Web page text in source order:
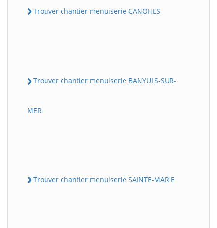
Trouver chantier menuiserie CANOHES
Trouver chantier menuiserie BANYULS-SUR-
MER
Trouver chantier menuiserie SAINTE-MARIE